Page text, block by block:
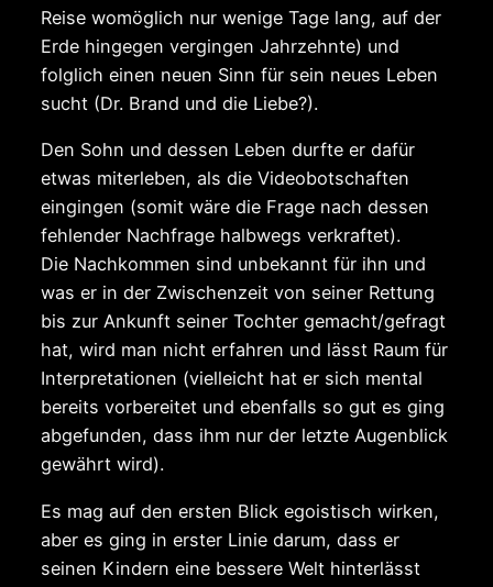
Reise womöglich nur wenige Tage lang, auf der
Erde hingegen vergingen Jahrzehnte) und
folglich einen neuen Sinn für sein neues Leben
sucht (Dr. Brand und die Liebe?).
Den Sohn und dessen Leben durfte er dafür
etwas miterleben, als die Videobotschaften
eingingen (somit wäre die Frage nach dessen
fehlender Nachfrage halbwegs verkraftet).
Die Nachkommen sind unbekannt für ihn und
was er in der Zwischenzeit von seiner Rettung
bis zur Ankunft seiner Tochter gemacht/gefragt
hat, wird man nicht erfahren und lässt Raum für
Interpretationen (vielleicht hat er sich mental
bereits vorbereitet und ebenfalls so gut es ging
abgefunden, dass ihm nur der letzte Augenblick
gewährt wird).
Es mag auf den ersten Blick egoistisch wirken,
aber es ging in erster Linie darum, dass er
seinen Kindern eine bessere Welt hinterlässt